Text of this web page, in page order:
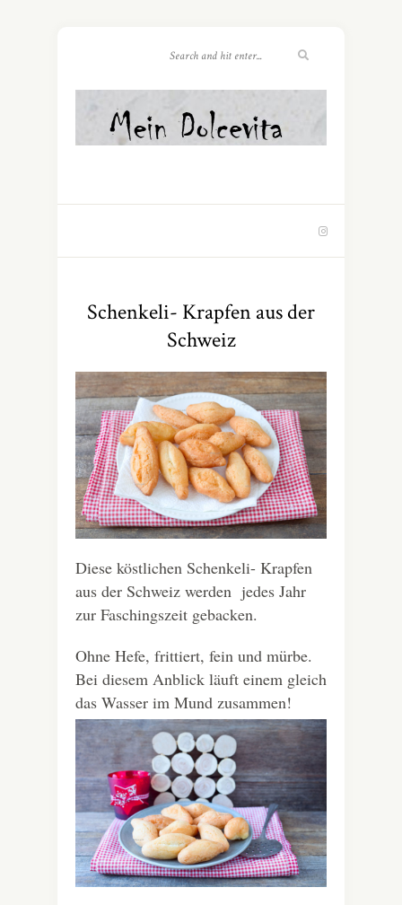
Schenkeli- Krapfen aus der
Schweiz
Diese köstlichen Schenkeli- Krapfen
aus der Schweiz werden jedes Jahr
zur Faschingszeit gebacken.
Ohne Hefe, frittiert, fein und mürbe.
Bei diesem Anblick läuft einem gleich
das Wasser im Mund zusammen!